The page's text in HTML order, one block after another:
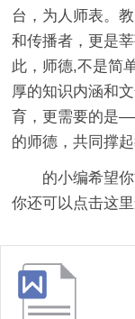
台，为人师表。
和传播者，更是
此，师德,不是简
厚的知识内涵和
育，更需要的是
的师德，共同撑
的小编希望
你还可以点击这